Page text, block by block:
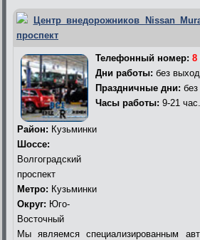
Центр внедорожников Nissan
проспект
Телефонный номер: 8
Дни работы: без
Праздничные дни:
Часы работы: 9-21 час.
Район: Кузьминки
Шоссе:
Волгоградский
проспект
Метро: Кузьминки
Округ: Юго-
Восточный
Мы являемся специализированным